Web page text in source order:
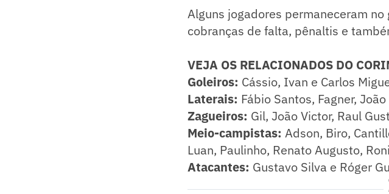
Alguns jogadores permaneceram
cobranças de falta, pênaltis e
VEJA OS RELACIONADOS DO
Goleiros: Cássio, Ivan e Carlos
Laterais: Fábio Santos, Fagner,
Zagueiros: Gil, João Victor, Raul
Meio-campistas: Adson, Biro,
Luan, Paulinho, Renato Augusto,
Atacantes: Gustavo Silva e Róger